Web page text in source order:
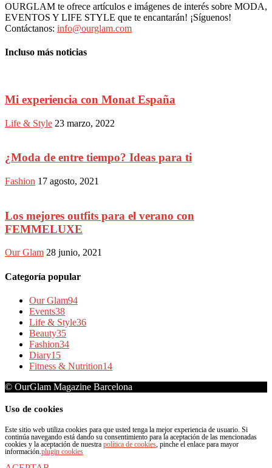
OURGLAM te ofrece artículos e imágenes de interés sobre MODA,
EVENTOS Y LIFE STYLE que te encantarán! ¡Síguenos!
Contáctanos: info@ourglam.com
Incluso más noticias
Mi experiencia con Monat España
Life & Style 23 marzo, 2022
¿Moda de entre tiempo? Ideas para ti
Fashion 17 agosto, 2021
Los mejores outfits para el verano con
FEMMELUXE
Our Glam 28 junio, 2021
Categoría popular
Our Glam94
Events38
Life & Style36
Beauty35
Fashion34
Diary15
Fitness & Nutrition14
© OurGlam Magazine Barcelona
Uso de cookies
Este sitio web utiliza cookies para que usted tenga la mejor experiencia de usuario. Si
continúa navegando está dando su consentimiento para la aceptación de las mencionadas
cookies y la aceptación de nuestra política de cookies, pinche el enlace para mayor
información.plugin cookies